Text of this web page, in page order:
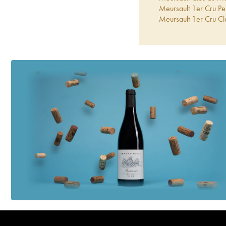
Meursault 1er Cru
Meursault 1er Cru
Bourgogne Clos Du
Pommard 1er Cru
Meursault 1er Cru
Grivault2015
Meursault Clos du
Bourgogne Clos Du
Pommard 1er Cru
Meursault 1er Cru
Meursault 1er Cru
Meursault Clos du
Bourgogne Clos Du
Meursault 1er Cru
Meursault 1er Cru